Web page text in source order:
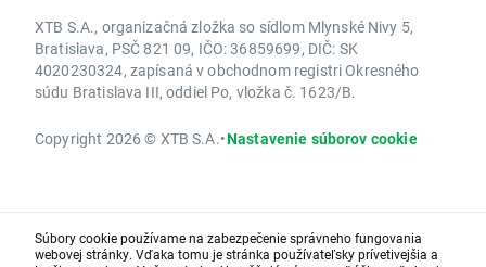
XTB S.A., organizačná zložka so sídlom Mlynské Nivy 5,
Bratislava, PSČ 821 09, IČO: 36859699, DIČ: SK
4020230324, zapísaná v obchodnom registri Okresného
súdu Bratislava III, oddiel Po, vložka č. 1623/B.
Copyright 2026 © XTB S.A.•Nastavenie súborov cookie
Súbory cookie používame na zabezpečenie správneho fungovania
webovej stránky. Vďaka tomu je stránka používateľsky prívetivejšia a